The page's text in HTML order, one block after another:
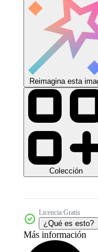
Reimagina esta
Colección
Licencia Gratis
¿Qué es esto?
Más información